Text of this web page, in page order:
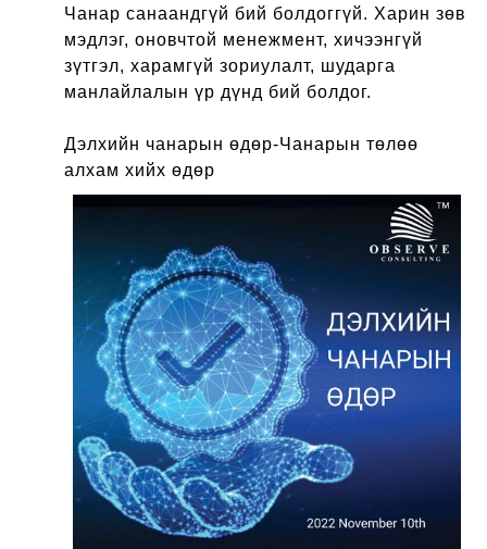
Чанар санаандгүй бий болдоггүй. Харин зөв
мэдлэг, оновчтой менежмент, хичээнгүй
зүтгэл, харамгүй зориулалт, шударга
манлайлалын үр дүнд бий болдог.
Дэлхийн чанарын өдөр-Чанарын төлөө
алхам хийх өдөр